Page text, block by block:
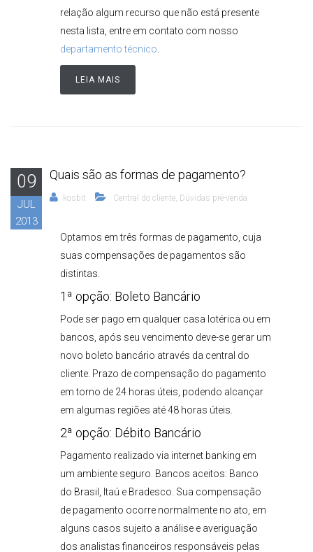
relação algum recurso que não está presente
nesta lista, entre em contato com nosso
departamento técnico
LEIA MAIS
09
JUL
2013
Quais são as formas de pagamento?
kosbit Central do cliente, Dúvidas pré-venda
Optamos em três formas de pagamento, cuja
suas compensações de pagamentos são
distintas.
1ª opção: Boleto Bancário
Pode ser pago em qualquer casa lotérica ou em
bancos, após seu vencimento deve-se gerar um
novo boleto bancário através da central do
cliente. Prazo de compensação do pagamento
em torno de 24 horas úteis, podendo alcançar
em algumas regiões até 48 horas úteis.
2ª opção: Débito Bancário
Pagamento realizado via internet banking em
um ambiente seguro. Bancos aceitos: Banco
do Brasil, Itaú e Bradesco. Sua compensação
de pagamento ocorre normalmente no ato, em
alguns casos sujeito a análise e averiguação
dos analistas financeiros responsáveis pelas